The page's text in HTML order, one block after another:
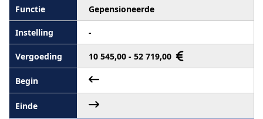
Gepensioneerde
-
10 545,00 - 52 719,00